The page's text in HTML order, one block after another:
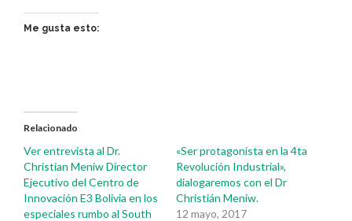
Me gusta esto:
Relacionado
Ver entrevista al Dr.
Christian Meniw Director
Ejecutivo del Centro de
Innovación E3 Bolivia en los
especiales rumbo al South
«Ser protagonista en la 4ta
Revolución Industrial»,
dialogaremos con el Dr
Christián Meniw.
12 mayo, 2017